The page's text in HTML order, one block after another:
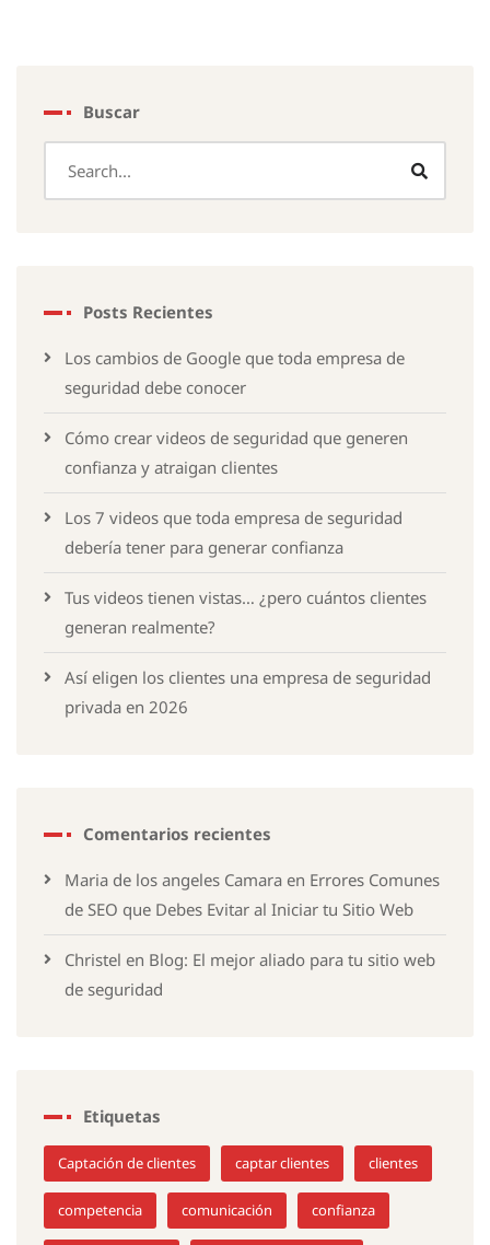
Buscar
Posts Recientes
Los cambios de Google que toda empresa de
seguridad debe conocer
Cómo crear videos de seguridad que generen
confianza y atraigan clientes
Los 7 videos que toda empresa de seguridad
debería tener para generar confianza
Tus videos tienen vistas… ¿pero cuántos clientes
generan realmente?
Así eligen los clientes una empresa de seguridad
privada en 2026
Comentarios recientes
Maria de los angeles Camara en Errores Comunes
de SEO que Debes Evitar al Iniciar tu Sitio Web
Christel en Blog: El mejor aliado para tu sitio web
de seguridad
Etiquetas
Captación de clientes captar clientes clientes
competencia comunicación confianza